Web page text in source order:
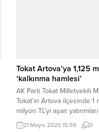
Tokat Artova’ya 1,125
‘kalkınma hamlesi’
AK Parti Tokat Milletvekili
Tokat’ın Artova ilçesinde 1
milyon TL’yi aşan
Hükümet konağı, TOKİ
21 Mayıs 2025 15:59 0